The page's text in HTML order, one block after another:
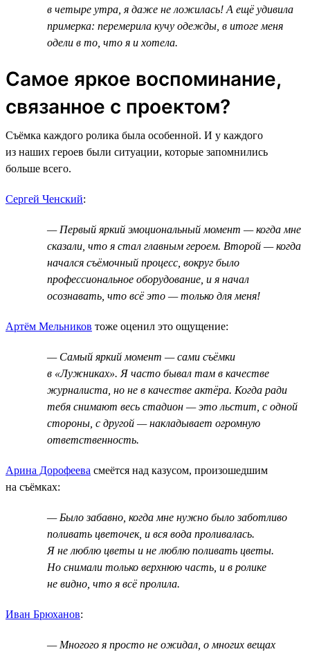
в четыре утра, я даже не ложилась! А ещё удивила
примерка: перемерила кучу одежды, в итоге меня
одели в то, что я и хотела.
Самое яркое воспоминание,
связанное с проектом?
Съёмка каждого ролика была особенной. И у каждого
из наших героев были ситуации, которые запомнились
больше всего.
Сергей Ченский:
— Первый яркий эмоциональный момент — когда мне
сказали, что я стал главным героем. Второй — когда
начался съёмочный процесс, вокруг было
профессиональное оборудование, и я начал
осознавать, что всё это — только для меня!
Артём Мельников тоже оценил это ощущение:
— Самый яркий момент — сами съёмки
в «Лужниках». Я часто бывал там в качестве
журналиста, но не в качестве актёра. Когда ради
тебя снимают весь стадион — это льстит, с одной
стороны, с другой — накладывает огромную
ответственность.
Арина Дорофеева смеётся над казусом, произошедшим
на съёмках:
— Было забавно, когда мне нужно было заботливо
поливать цветочек, и вся вода проливалась.
Я не люблю цветы и не люблю поливать цветы.
Но снимали только верхнюю часть, и в ролике
не видно, что я всё пролила.
Иван Брюханов:
— Многого я просто не ожидал, о многих вещах